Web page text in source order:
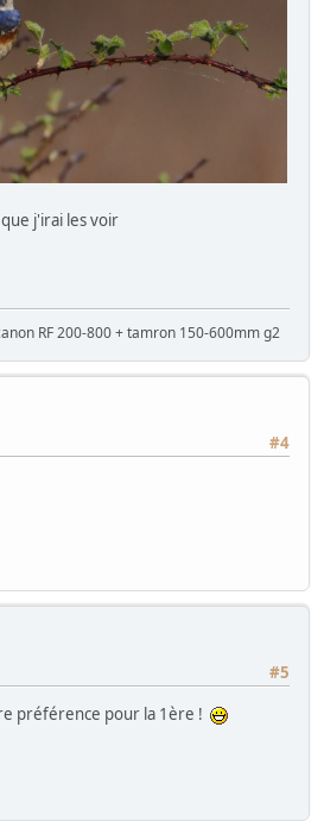
j'irai les voir
RF 200-800 + tamron 150-600mm g2
#4
#5
préférence pour la 1ère !